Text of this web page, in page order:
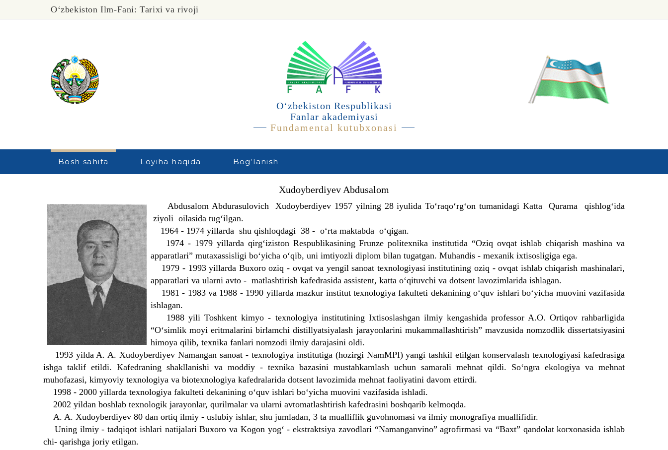
O‘zbekiston Ilm-Fani: Tarixi va rivoji
O‘zbekiston Respublikasi
Fanlar akademiyasi
Fundamental kutubxonasi
Bosh sahifa Loyiha haqida Bog‘lanish
Xudoyberdiyev Abdusalom
Abdusalom Abdurasulovich Xudoyberdiyev 1957 yilning 28 iyulida To‘raqo‘rg‘on tumanidagi Katta Qurama qishlog‘ida
ziyoli oilasida tug‘ilgan.
1964 - 1974 yillarda shu qishloqdagi 38 - o‘rta maktabda o‘qigan.
1974 - 1979 yillarda qirg‘iziston Respublikasining Frunze politexnika institutida “Oziq ovqat ishlab chiqarish mashina va
apparatlari” mutaxassisligi bo‘yicha o‘qib, uni imtiyozli diplom bilan tugatgan. Muhandis - mexanik ixtisosligiga ega.
1979 - 1993 yillarda Buxoro oziq - ovqat va yengil sanoat texnologiyasi institutining oziq - ovqat ishlab chiqarish mashinalari,
apparatlari va ularni avto - matlashtirish kafedrasida assistent, katta o‘qituvchi va dotsent lavozimlarida ishlagan.
1981 - 1983 va 1988 - 1990 yillarda mazkur institut texnologiya fakulteti dekanining o‘quv ishlari bo‘yicha muovini vazifasida
ishlagan.
1988 yili Toshkent kimyo - texnologiya institutining Ixtisoslashgan ilmiy kengashida professor A.O. Ortiqov rahbarligida
“O‘simlik moyi eritmalarini birlamchi distillyatsiyalash jarayonlarini mukammallashtirish” mavzusida nomzodlik dissertatsiyasini
himoya qilib, texnika fanlari nomzodi ilmiy darajasini oldi.
1993 yilda A. A. Xudoyberdiyev Namangan sanoat - texnologiya institutiga (hozirgi NamMPI) yangi tashkil etilgan konservalash texnologiyasi kafedrasiga
ishga taklif etildi. Kafedraning shakllanishi va moddiy - texnika bazasini mustahkamlash uchun samarali mehnat qildi. So‘ngra ekologiya va mehnat
muhofazasi, kimyoviy texnologiya va biotexnologiya kafedralarida dotsent lavozimida mehnat faoliyatini davom ettirdi.
1998 - 2000 yillarda texnologiya fakulteti dekanining o‘quv ishlari bo‘yicha muovini vazifasida ishladi.
2002 yildan boshlab texnologik jarayonlar, qurilmalar va ularni avtomatlashtirish kafedrasini boshqarib kelmoqda.
A. A. Xudoyberdiyev 80 dan ortiq ilmiy - uslubiy ishlar, shu jumladan, 3 ta mualliflik guvohnomasi va ilmiy monografiya muallifidir.
Uning ilmiy - tadqiqot ishlari natijalari Buxoro va Kogon yog‘ - ekstraktsiya zavodlari “Namanganvino” agrofirmasi va “Baxt” qandolat korxonasida ishlab
chi- qarishga joriy etilgan.